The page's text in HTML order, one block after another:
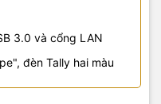
3.0 và cổng LAN
đèn Tally hai màu